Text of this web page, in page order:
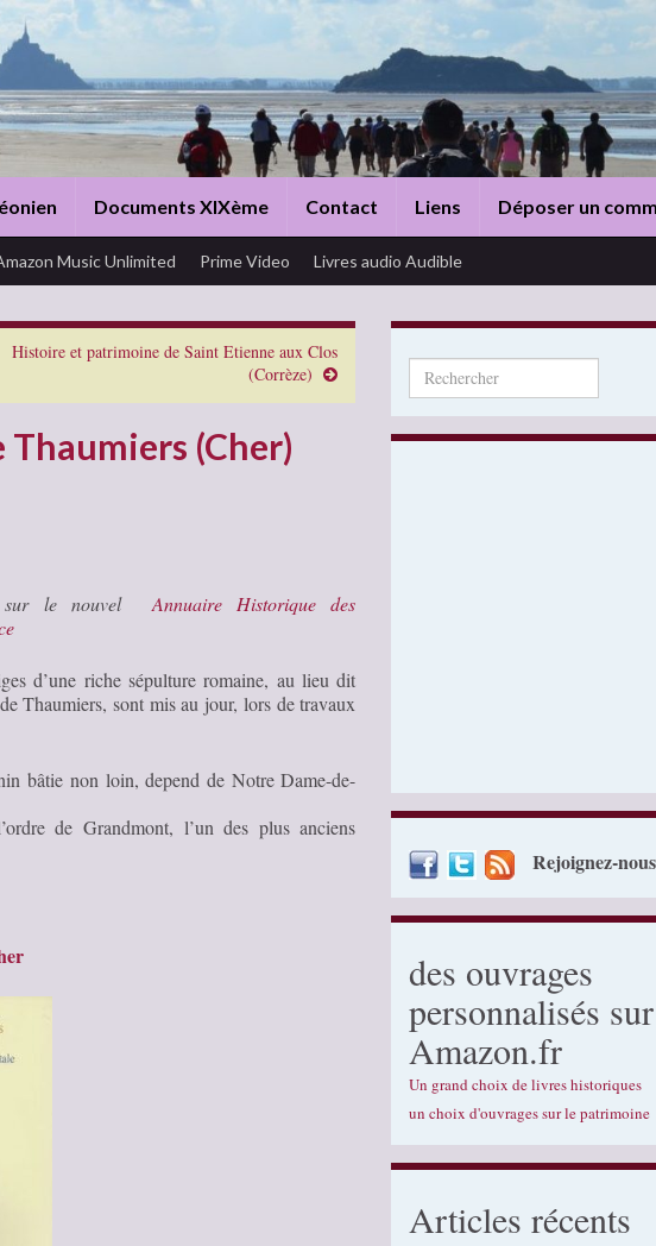
Documents XIXème Contact Liens Déposer un
Music Unlimited Prime Video Livres audio Audible
Histoire et patrimoine de Saint Etienne aux Clos
(Corrèze)
(Cher)
sur le nouvelAnnuaire Historique des
d’une riche sépulture romaine, au lieu dit
Thaumiers, sont mis au jour, lors de travaux
bâtie non loin, depend de Notre Dame-de-
de Grandmont, l’un des plus anciens
Search for:
Rejoignez-
des ouvrages
personnalisés sur
Amazon.fr
Un grand choix de livres historiques
un choix d'ouvrages sur le patrimoine
Articles récents